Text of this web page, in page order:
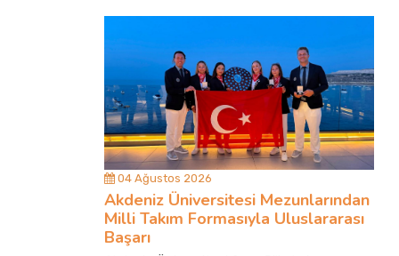
04 Ağustos 2026
Akdeniz Üniversitesi Mezunlarından
Milli Takım Formasıyla Uluslararası
Başarı